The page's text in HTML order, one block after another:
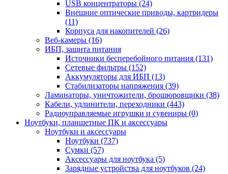
USB концентраторы (24)
Внешние оптические приводы, картридеры
(11)
Корпуса для накопителей (26)
Веб-камеры (16)
ИБП, защита питания
Источники бесперебойного питания (131)
Сетевые фильтры (152)
Аккумуляторы для ИБП (13)
Стабилизаторы напряжения (39)
Ламинаторы, уничтожители, брошюровщики (38)
Кабели, удлинители, переходники (443)
Радиоуправляемые игрушки и сувениры (0)
Ноутбуки, планшетные ПК и аксессуары
Ноутбуки и аксессуары
Ноутбуки (737)
Сумки (57)
Аксессуары для ноутбука (5)
Зарядные устройства для ноутбуков (24)